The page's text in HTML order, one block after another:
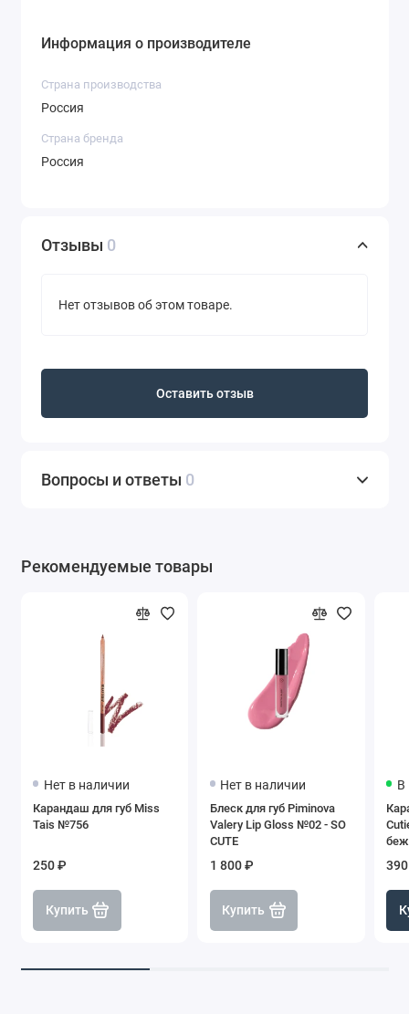
Информация о производителе
Страна производства
Россия
Страна бренда
Россия
Отзывы 0
Нет отзывов об этом товаре.
Оставить отзыв
Вопросы и ответы 0
Рекомендуемые товары
Нет в наличии
Карандаш для губ Miss
Tais №756
250 ₽
Купить
Нет в наличии
Блеск для губ Piminova
Valery Lip Gloss №02 - SO
CUTE
1 800 ₽
Купить
В